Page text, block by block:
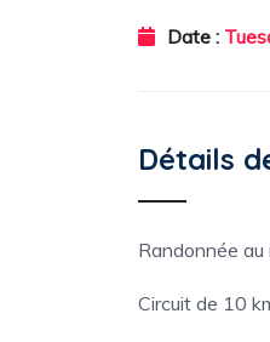
Date :
Détails
Randonnée
Circuit de 10